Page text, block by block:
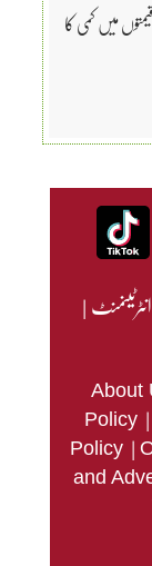
میں کمی کا
انٹرٹینمنٹ|
About
Policy |
Policy |
and